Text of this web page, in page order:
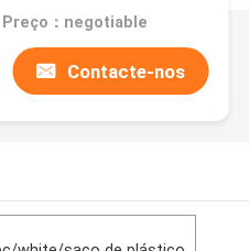
Preço：negotiable
Contacte-nos